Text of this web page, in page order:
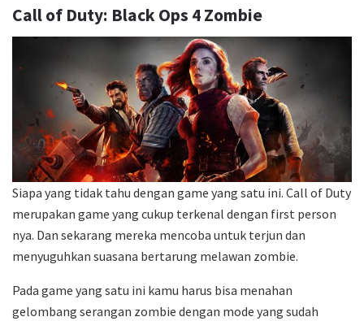
Call of Duty: Black Ops 4 Zombie
Siapa yang tidak tahu dengan game yang satu ini. Call of Duty
merupakan game yang cukup terkenal dengan first person
nya. Dan sekarang mereka mencoba untuk terjun dan
menyuguhkan suasana bertarung melawan zombie.
Pada game yang satu ini kamu harus bisa menahan
gelombang serangan zombie dengan mode yang sudah